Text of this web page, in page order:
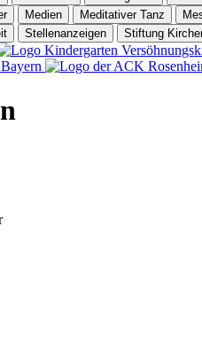
Medien Meditativer Tanz
Stellenanzeigen Stiftung